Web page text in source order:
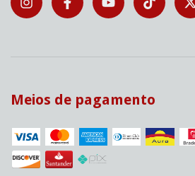
Meios de pagamento